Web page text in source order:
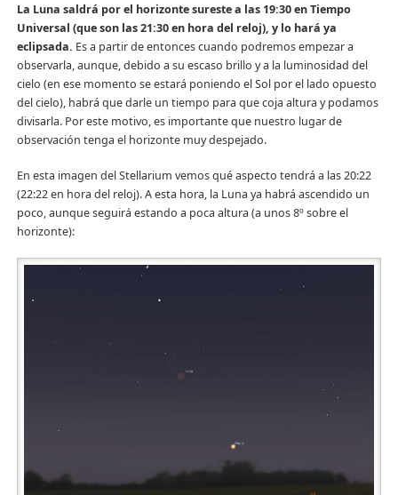
La Luna saldrá por el horizonte sureste a las 19:30 en Tiempo
Universal (que son las 21:30 en hora del reloj), y lo hará ya
eclipsada. Es a partir de entonces cuando podremos empezar a
observarla, aunque, debido a su escaso brillo y a la luminosidad del
cielo (en ese momento se estará poniendo el Sol por el lado opuesto
del cielo), habrá que darle un tiempo para que coja altura y podamos
divisarla. Por este motivo, es importante que nuestro lugar de
observación tenga el horizonte muy despejado.
En esta imagen del Stellarium vemos qué aspecto tendrá a las 20:22
(22:22 en hora del reloj). A esta hora, la Luna ya habrá ascendido un
poco, aunque seguirá estando a poca altura (a unos 8º sobre el
horizonte):